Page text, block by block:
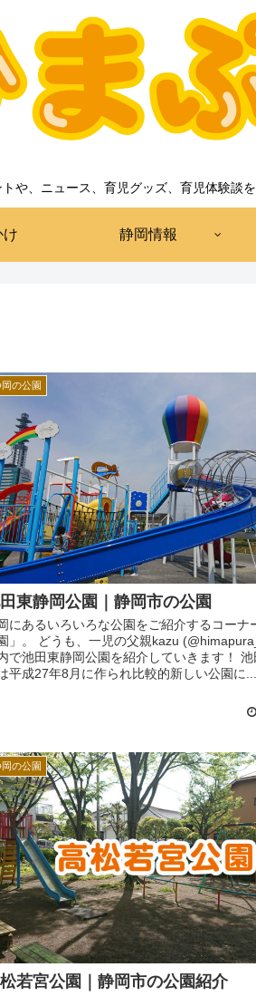
や、ニュース、育児グッズ、育児体験談
け 静岡情報
岡の公園
東静岡公園｜静岡市の公園
にあるいろいろな公園をご紹介するコーナ
」。 どうも、一児の父親kazu
で池田東静岡公園を紹介していきます！
平成27年8月に作られ比較的新しい公園に...
岡の公園
若宮公園｜静岡市の公園紹介